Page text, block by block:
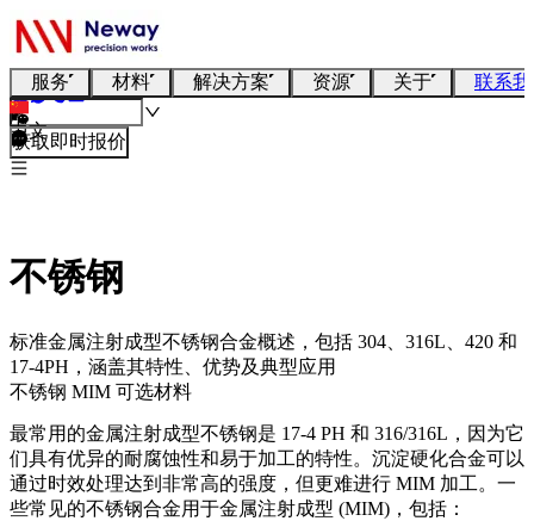
服务 材料 解决方案 资源 关于 联系
中文
获取即时报价
不锈钢
标准金属注射成型不锈钢合金概述，包括 304、316L、420 和
17-4PH，涵盖其特性、优势及典型应用
不锈钢 MIM 可选材料
最常用的金属注射成型不锈钢是 17-4 PH 和 316/316L，因为它
们具有优异的耐腐蚀性和易于加工的特性。沉淀硬化合金可以
通过时效处理达到非常高的强度，但更难进行 MIM 加工。一
些常见的不锈钢合金用于金属注射成型 (MIM) ，包括：